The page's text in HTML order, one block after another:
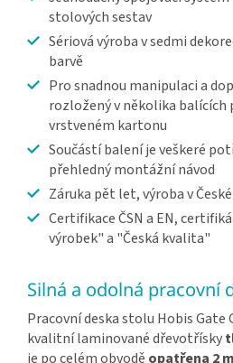
stolových sestav
Sériová výroba v sedmi
barvě
Pro snadnou manipulaci a
rozložený v několika balících
vrstveném kartonu
Součástí balení je veškeré
přehledný montážní návod
Záruka pět let, výroba v
Certifikace ČSN a EN,
výrobek" a "Česká kvalita"
Silná a odolná pracovní
Pracovní deska stolu Hobis Gate
kvalitní laminované dřevotřísky
je po celém obvodě opatřena 2